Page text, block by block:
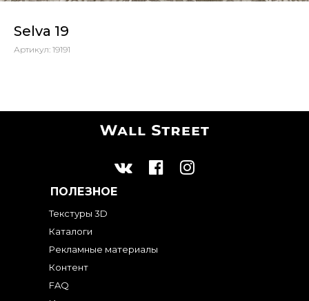
Selva 19
Артикул: 19191
ПОЛЕЗНОЕ
Текстуры 3D
Каталоги
Рекламные материалы
Контент
FAQ